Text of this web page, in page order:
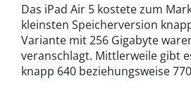
Das iPad Air 5 kostete zum
kleinsten Speicherversion
Variante mit 256 Gigabyte
veranschlagt. Mittlerweile gibt
knapp 640 beziehungsweise